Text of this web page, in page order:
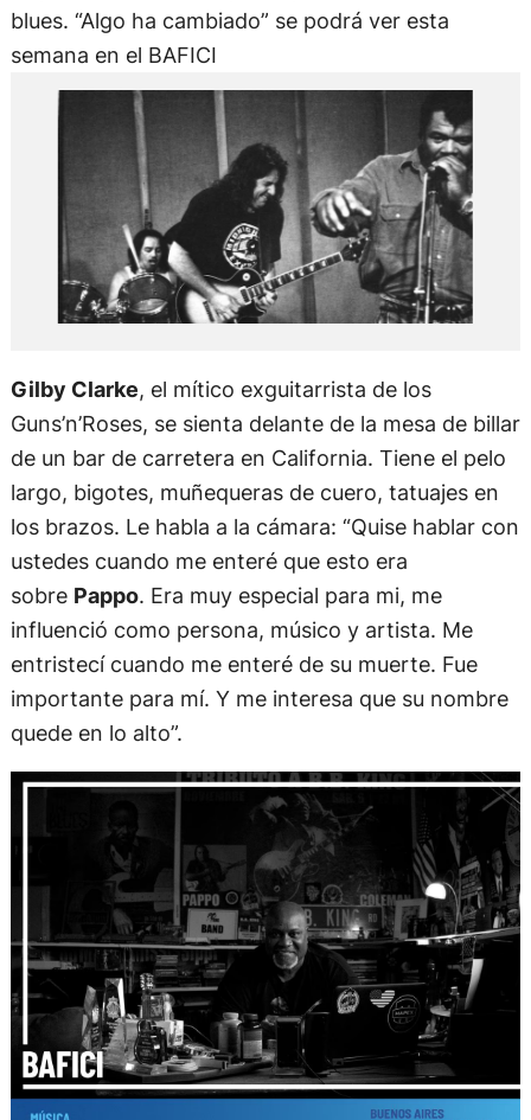
blues. “Algo ha cambiado” se podrá ver esta
semana en el BAFICI
Gilby Clarke, el mítico exguitarrista de los
Guns’n’Roses, se sienta delante de la mesa de billar
de un bar de carretera en California. Tiene el pelo
largo, bigotes, muñequeras de cuero, tatuajes en
los brazos. Le habla a la cámara: “Quise hablar con
ustedes cuando me enteré que esto era
sobre Pappo. Era muy especial para mi, me
influenció como persona, músico y artista. Me
entristecí cuando me enteré de su muerte. Fue
importante para mí. Y me interesa que su nombre
quede en lo alto”.